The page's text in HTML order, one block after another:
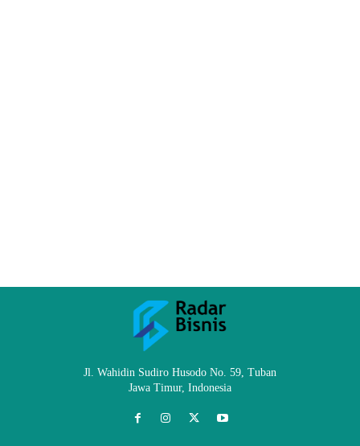
Jl. Wahidin Sudiro Husodo No. 59, Tuban
Jawa Timur, Indonesia